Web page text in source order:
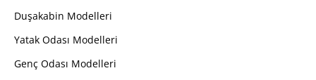
Duşakabin Modelleri
Yatak Odası Modelleri
Genç Odası Modelleri